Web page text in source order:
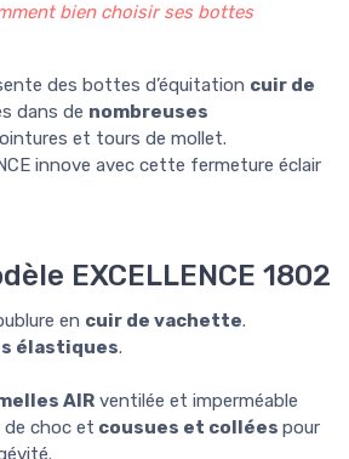
bien choisir ses bottes
des bottes d’équitation cuir de
dans de nombreuses
et tours de mollet.
innove avec cette fermeture éclair
EXCELLENCE 1802
en cuir de vachette.
élastiques.
AIR ventilée et imperméable
de choc et cousues et collées pour